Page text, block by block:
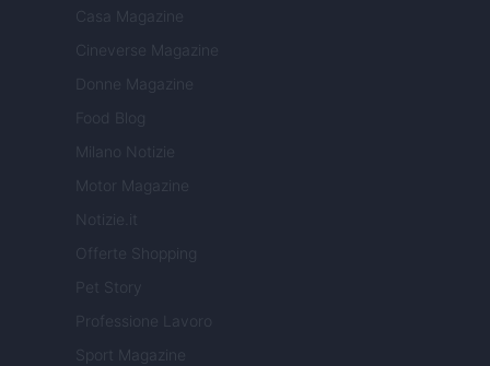
Casa Magazine
Cineverse Magazine
Donne Magazine
Food Blog
Milano Notizie
Motor Magazine
Notizie.it
Offerte Shopping
Pet Story
Professione Lavoro
Sport Magazine